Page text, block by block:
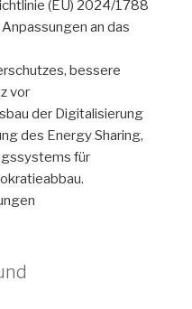
(EU) 2024/1788
an das
bessere
vor
der Digitalisierung
des Energy Sharing,
für